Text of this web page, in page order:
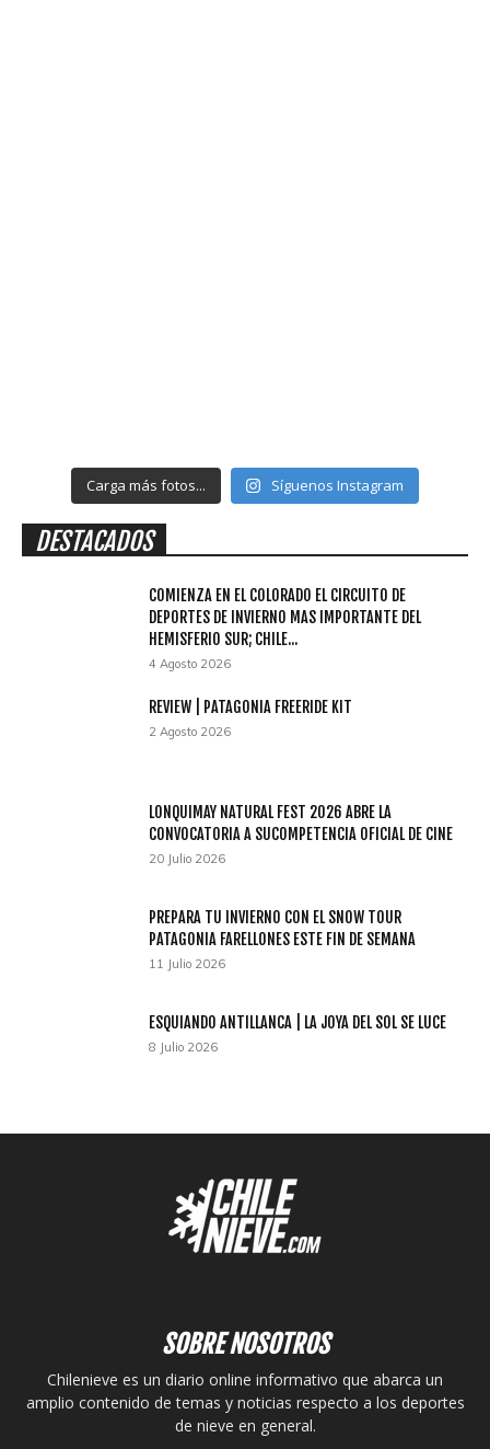
Carga más fotos... Síguenos Instagram
DESTACADOS
COMIENZA EN EL COLORADO EL CIRCUITO DE
DEPORTES DE INVIERNO MAS IMPORTANTE DEL
HEMISFERIO SUR; CHILE...
4 Agosto 2026
REVIEW | PATAGONIA FREERIDE KIT
2 Agosto 2026
LONQUIMAY NATURAL FEST 2026 ABRE LA
CONVOCATORIA A SUCOMPETENCIA OFICIAL DE CINE
20 Julio 2026
PREPARA TU INVIERNO CON EL SNOW TOUR
PATAGONIA FARELLONES ESTE FIN DE SEMANA
11 Julio 2026
ESQUIANDO ANTILLANCA | LA JOYA DEL SOL SE LUCE
8 Julio 2026
SOBRE NOSOTROS
Chilenieve es un diario online informativo que abarca un
amplio contenido de temas y noticias respecto a los deportes
de nieve en general.